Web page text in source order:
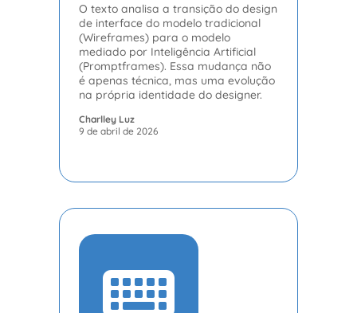
O texto analisa a transição do design
de interface do modelo tradicional
(Wireframes) para o modelo
mediado por Inteligência Artificial
(Promptframes). Essa mudança não
é apenas técnica, mas uma evolução
na própria identidade do designer.
Charlley Luz
9 de abril de 2026